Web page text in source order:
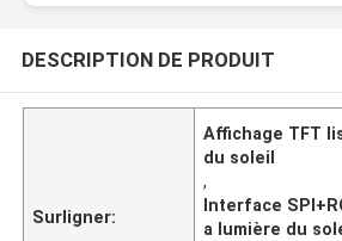
DESCRIPTION DE PRODUIT
Surligner:
Affichage TFT
du soleil
,
Interface
a lumière du